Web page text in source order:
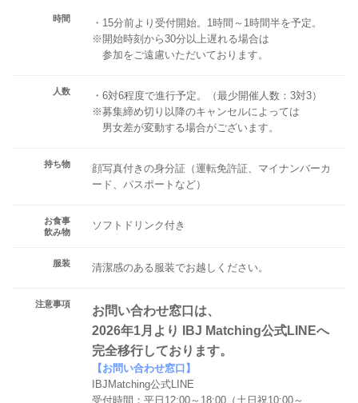
時間
・15分前より受付開始。1時間～1時間半を予定。
※開始時刻から30分以上遅れる場合は
参加をご遠慮いただいております。
人数
・6対6程度で進行予定。（最少開催人数：3対3）
※募集締め切り以降のキャンセルによっては
男女差が変動する場合がございます。
持ち物
顔写真付きの身分証（運転免許証、マイナンバーカ
ード、パスポートなど）
お食事
飲み物
ソフトドリンク付き
服装 清潔感のある服装でお越しください。
注意事項
お問い合わせ窓口は、
2026年1月より IBJ Matching公式LINEへ
完全移行しております。
【お問い合わせ窓口】
IBJMatching公式LINE
受付時間：平日12:00～18:00（土日祝10:00～